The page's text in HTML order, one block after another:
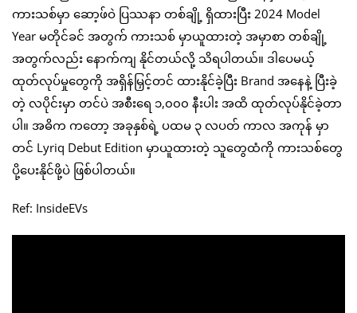
ကားသစ်မှာ ဆော့ဖ်ဝဲ ပြဿနာ တစ်ချို့ ရှိထားပြီး 2024 Model
Year မတိုင်ခင် အတွက် ကားသစ် မှာယူထားတဲ့ အမှာစာ တစ်ချို့
အတွက်လည်း နောက်ကျ နိုင်တယ်လို့ သိရပါတယ်။ ဒါပေမယ့်
ထုတ်လုပ်မှုတွေကို အရှိန်မြှင့်တင် ထားနိုင်ခဲ့ပြီး Brand အနေနဲ့ ပြီးခဲ့
တဲ့ လပိုင်းမှာ တင်ပဲ အစီးရေ ၁,၀၀၀ နီးပါး အထိ ထုတ်လုပ်နိုင်ခဲ့တာ
ပါ။ အဓိက ကတော့ အခုနှစ်ရဲ့ ပထမ ၃ လပတ် ကာလ အကုန် မှာ
တင် Lyriq Debut Edition မှာယူထားတဲ့ သူတွေထံကို ကားသစ်တွေ
ပို့ပေးနိုင်ဖို့ပဲ ဖြစ်ပါတယ်။
Ref: InsideEVs